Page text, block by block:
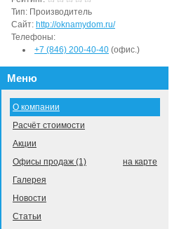
Тип: Производитель
Сайт: http://oknamydom.ru/
Телефоны:
+7 (846) 200-40-40 (офис.)
Меню
О компании
Расчёт стоимости
Акции
на карте
Офисы продаж (1)
Галерея
Новости
Статьи